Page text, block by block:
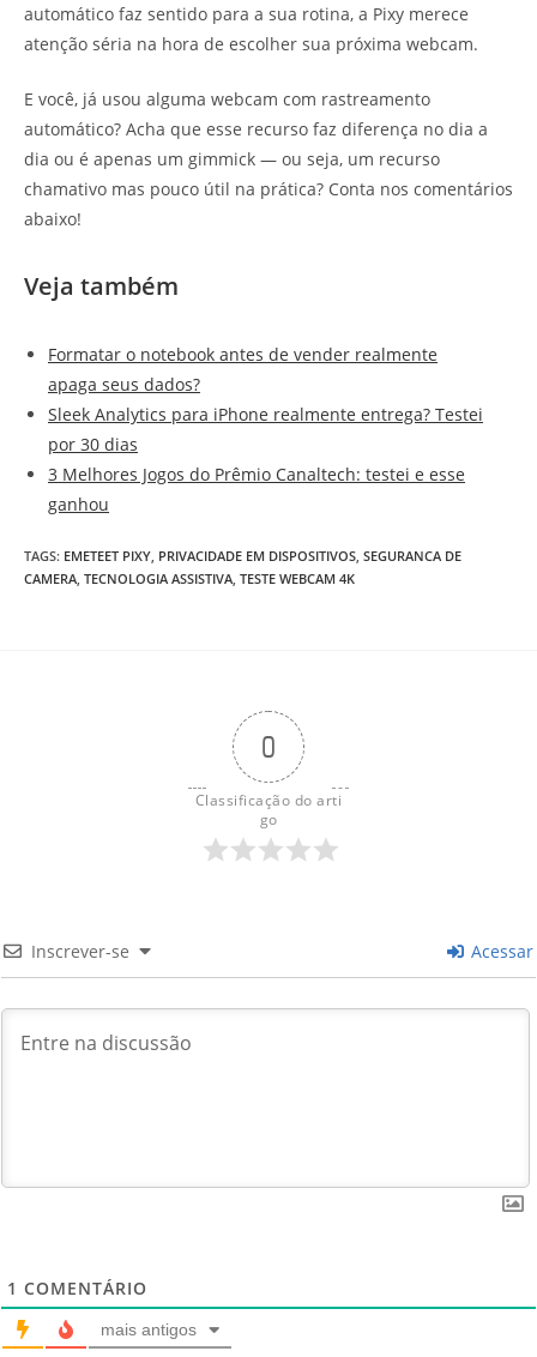
automático faz sentido para a sua rotina, a Pixy merece
atenção séria na hora de escolher sua próxima webcam.
E você, já usou alguma webcam com rastreamento
automático? Acha que esse recurso faz diferença no dia a
dia ou é apenas um gimmick — ou seja, um recurso
chamativo mas pouco útil na prática? Conta nos comentários
abaixo!
Veja também
Formatar o notebook antes de vender realmente
apaga seus dados?
Sleek Analytics para iPhone realmente entrega? Testei
por 30 dias
3 Melhores Jogos do Prêmio Canaltech: testei e esse
ganhou
TAGS: EMETEET PIXY PRIVACIDADE EM DISPOSITIVOS SEGURANCA DE
CAMERA TECNOLOGIA ASSISTIVA TESTE WEBCAM 4K
0
Classificação do arti
go
Inscrever-se Acessar
1 COMENTÁRIO
mais antigos